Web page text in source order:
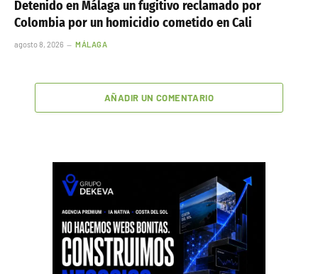
Detenido en Málaga un fugitivo reclamado por
Colombia por un homicidio cometido en Cali
agosto 8, 2026 MÁLAGA
AÑADIR UN COMENTARIO